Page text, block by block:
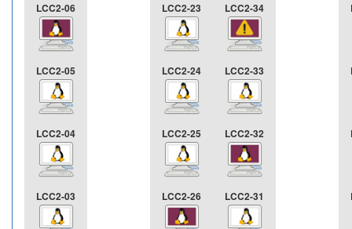
LCC2-06 LCC2-23 LCC2-34
LCC2-05 LCC2-24 LCC2-33
LCC2-04 LCC2-25 LCC2-32
LCC2-03 LCC2-26 LCC2-31